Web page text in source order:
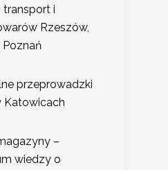
transport i
Rzeszów,
Poznań
przeprowadzki
Katowicach
–
wiedzy o